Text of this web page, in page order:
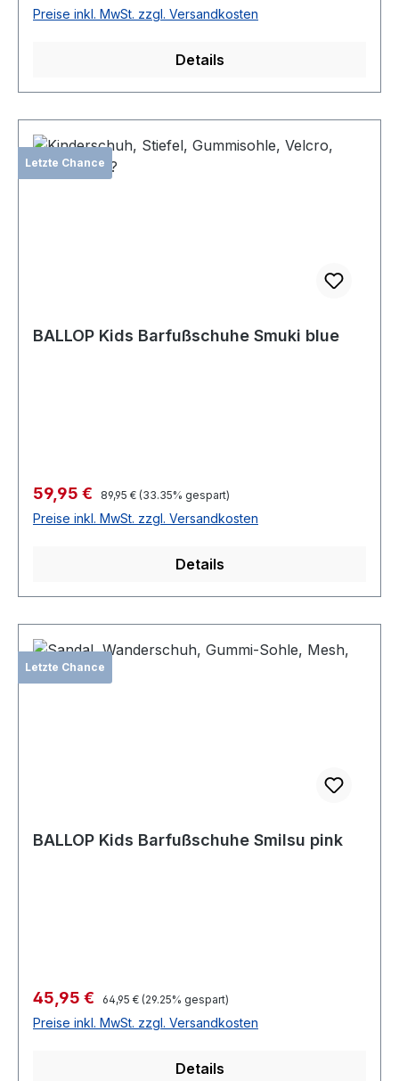
Preise inkl. MwSt. zzgl. Versandkosten
Details
Letzte Chance
BALLOP Kids Barfußschuhe Smuki blue
Verkaufspreis:
59,95 € Regulärer Preis:
89,95 € (33.35% gespart)
Preise inkl. MwSt. zzgl. Versandkosten
Details
Letzte Chance
BALLOP Kids Barfußschuhe Smilsu pink
Verkaufspreis:
45,95 € Regulärer Preis:
64,95 € (29.25% gespart)
Preise inkl. MwSt. zzgl. Versandkosten
Details